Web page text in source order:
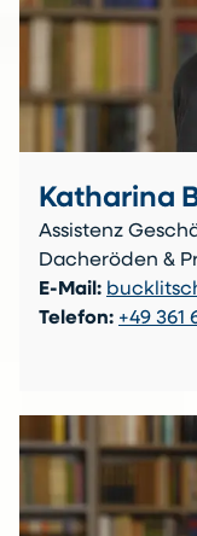
Katharina
Assistenz
Dacheröden &
E-Mail:
Telefon: +49 361